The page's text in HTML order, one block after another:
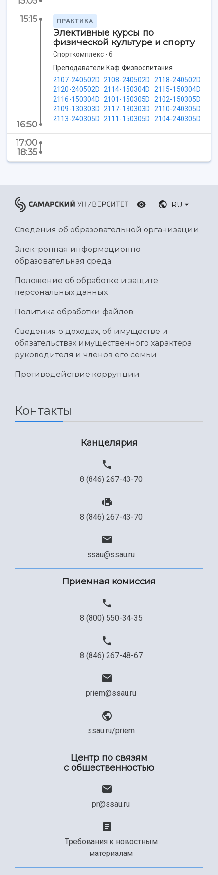
Центр истории авиационных двигателей
Ботанический сад
Умный дом бабочек
Международный межвузовский кампус
Сведения об образовательной организации
Официальные документы
15:15
16:50
ПРАКТИКА
Элективные курсы по
физической культуре и спорту
Спорткомплекс - 6
Преподаватели Каф Физвоспитания
2107-240502D 2108-240502D
2118-240502D
2120-240502D 2114-150304D
2115-150304D
2116-150304D 2101-150305D
2102-150305D
2109-130303D 2117-130303D
2110-240305D
2113-240305D 2111-150305D 2104-240305D
17:00
18:35
RU
Сведения об образовательной организации
Электронная информационно-
образовательная среда
Положение об обработке и защите
персональных данных
Политика обработки файлов
Сведения о доходах, об имуществе и
обязательствах имущественного характера
руководителя и членов его семьи
Противодействие коррупции
Контакты
Канцелярия
8 (846) 267-43-70
8 (846) 267-43-70
ssau@ssau.ru
Приемная комиссия
8 (800) 550-34-35
8 (846) 267-48-67
priem@ssau.ru
ssau.ru/priem
Центр по связям
с общественностью
pr@ssau.ru
Требования к новостным
материалам